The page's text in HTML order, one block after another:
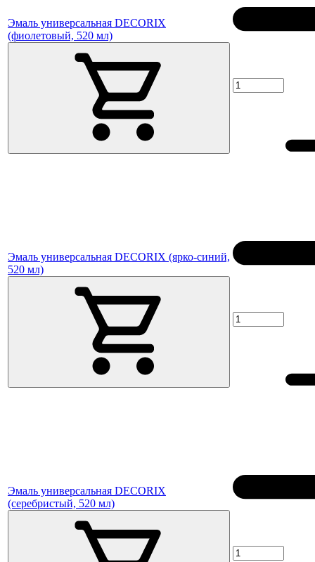
Эмаль универсальная DECORIX
(фиолетовый, 520 мл)
Эмаль универсальная DECORIX (ярко-синий,
520 мл)
Эмаль универсальная DECORIX
(серебристый, 520 мл)